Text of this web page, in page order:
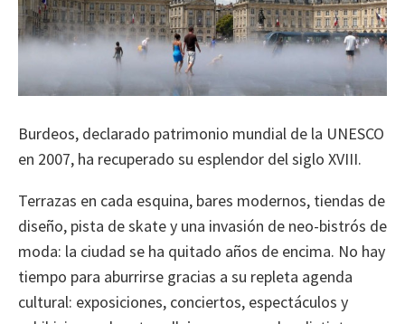
Burdeos, declarado patrimonio mundial de la UNESCO
en 2007, ha recuperado su esplendor del siglo XVIII.
Terrazas en cada esquina, bares modernos, tiendas de
diseño, pista de skate y una invasión de neo-bistrós de
moda: la ciudad se ha quitado años de encima. No hay
tiempo para aburrirse gracias a su repleta agenda
cultural: exposiciones, conciertos, espectáculos y